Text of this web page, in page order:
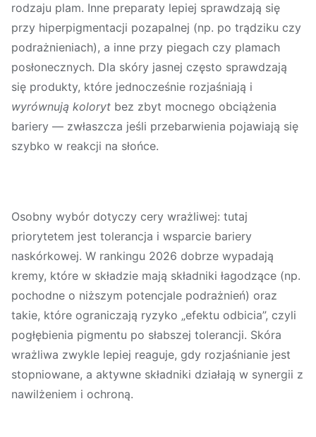
rodzaju plam. Inne preparaty lepiej sprawdzają się
przy hiperpigmentacji pozapalnej (np. po trądziku czy
podrażnieniach), a inne przy piegach czy plamach
posłonecznych. Dla skóry jasnej często sprawdzają
się produkty, które jednocześnie rozjaśniają i
wyrównują koloryt bez zbyt mocnego obciążenia
bariery — zwłaszcza jeśli przebarwienia pojawiają się
szybko w reakcji na słońce.
Osobny wybór dotyczy cery wrażliwej: tutaj
priorytetem jest tolerancja i wsparcie bariery
naskórkowej. W rankingu 2026 dobrze wypadają
kremy, które w składzie mają składniki łagodzące (np.
pochodne o niższym potencjale podrażnień) oraz
takie, które ograniczają ryzyko „efektu odbicia”, czyli
pogłębienia pigmentu po słabszej tolerancji. Skóra
wrażliwa zwykle lepiej reaguje, gdy rozjaśnianie jest
stopniowane, a aktywne składniki działają w synergii z
nawilżeniem i ochroną.